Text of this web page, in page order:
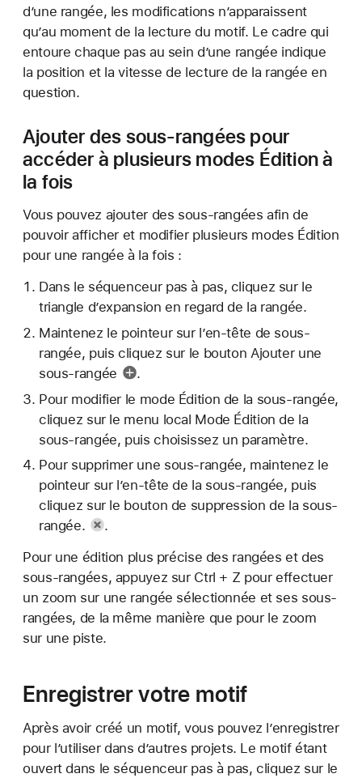
d’une rangée, les modifications n’apparaissent
qu’au moment de la lecture du motif. Le cadre qui
entoure chaque pas au sein d’une rangée indique
la position et la vitesse de lecture de la rangée en
question.
Ajouter des sous-rangées pour
accéder à plusieurs modes Édition à
la fois
Vous pouvez ajouter des sous-rangées afin de
pouvoir afficher et modifier plusieurs modes Édition
pour une rangée à la fois :
Dans le séquenceur pas à pas, cliquez sur le
triangle d’expansion en regard de la rangée.
Maintenez le pointeur sur l’en-tête de sous-
rangée, puis cliquez sur le bouton Ajouter une
sous-rangée
.
Pour modifier le mode Édition de la sous-rangée,
cliquez sur le menu local Mode Édition de la
sous-rangée, puis choisissez un paramètre.
Pour supprimer une sous-rangée, maintenez le
pointeur sur l’en-tête de la sous-rangée, puis
cliquez sur le bouton de suppressionde la sous-
rangée.
.
Pour une édition plus précise des rangées et des
sous-rangées, appuyez sur Ctrl + Z pour effectuer
un zoom sur une rangée sélectionnée et ses sous-
rangées, de la même manière que pour le zoom
sur une piste.
Enregistrer votre motif
Après avoir créé un motif, vous pouvez l’enregistrer
pour l’utiliser dans d’autres projets. Le motif étant
ouvert dans le séquenceur pas à pas, cliquez sur le